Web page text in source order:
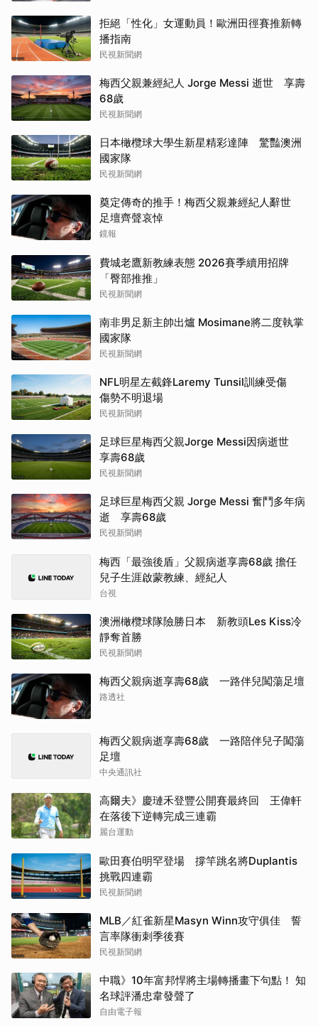
拒絕「性化」女運動員！歐洲田徑賽推新轉
播指南
民視新聞網
梅西父親兼經紀人 Jorge Messi 逝世 享壽
68歲
民視新聞網
日本橄欖球大學生新星精彩達陣 驚豔澳洲
國家隊
民視新聞網
奠定傳奇的推手！梅西父親兼經紀人辭世
足壇齊聲哀悼
鏡報
費城老鷹新教練表態 2026賽季續用招牌
「臀部推推」
民視新聞網
南非男足新主帥出爐 Mosimane將二度執掌
國家隊
民視新聞網
NFL明星左截鋒Laremy Tunsil訓練受傷
傷勢不明退場
民視新聞網
足球巨星梅西父親Jorge Messi因病逝世
享壽68歲
民視新聞網
足球巨星梅西父親 Jorge Messi 奮鬥多年病
逝 享壽68歲
民視新聞網
梅西「最強後盾」父親病逝享壽68歲 擔任
兒子生涯啟蒙教練、經紀人
台視
澳洲橄欖球隊險勝日本 新教頭Les Kiss冷
靜奪首勝
民視新聞網
梅西父親病逝享壽68歲 一路伴兒闖蕩足壇
路透社
梅西父親病逝享壽68歲 一路陪伴兒子闖蕩
足壇
中央通訊社
高爾夫》慶璉禾登豐公開賽最終回 王偉軒
在落後下逆轉完成三連霸
麗台運動
歐田賽伯明罕登場 撐竿跳名將Duplantis
挑戰四連霸
民視新聞網
MLB／紅雀新星Masyn Winn攻守俱佳 誓
言率隊衝刺季後賽
民視新聞網
中職》10年富邦悍將主場轉播畫下句點！ 知
名球評潘忠韋發聲了
自由電子報